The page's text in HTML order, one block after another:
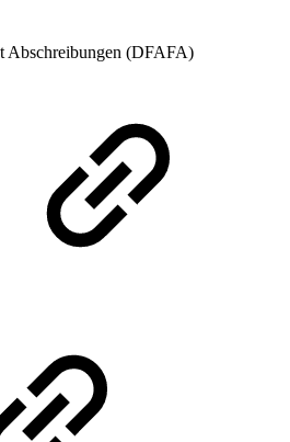
Abschreibungen (DFAFA)